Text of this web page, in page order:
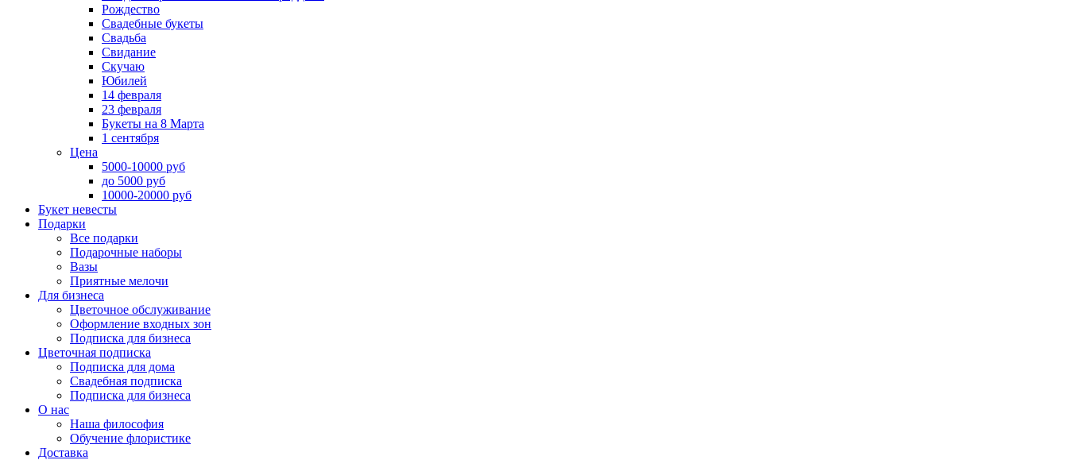
Рождество
Свадебные букеты
Свадьба
Свидание
Скучаю
Юбилей
14 февраля
23 февраля
Букеты на 8 Марта
1 сентября
Цена
5000-10000 руб
до 5000 руб
10000-20000 руб
Букет невесты
Подарки
Все подарки
Подарочные наборы
Вазы
Приятные мелочи
Для бизнеса
Цветочное обслуживание
Оформление входных зон
Подписка для бизнеса
Цветочная подписка
Подписка для дома
Свадебная подписка
Подписка для бизнеса
О нас
Наша философия
Обучение флористике
Доставка